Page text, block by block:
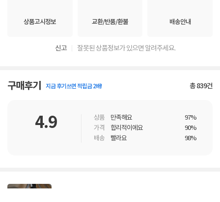
상품고시정보 교환/반품/환불 배송안내
신고 잘못된 상품정보가 있으면 알려주세요.
구매후기 지금 후기쓰면 적립금 2배! 총839건
4.9 상품 만족해요
97%
가격
합리적이에요
90%
배송
빨라요 98%